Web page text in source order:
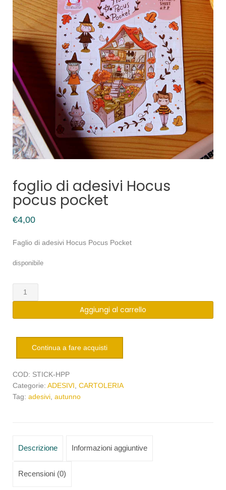
foglio di adesivi Hocus
pocus pocket
€4,00
Faglio di adesivi Hocus Pocus Pocket
disponibile
foglio
di
pocket
Aggiungi al carrello
Continua a fare acquisti
COD: STICK-HPP
Categorie: ADESIVI CARTOLERIA
Tag: adesivi autunno
Descrizione Informazioni aggiuntive
Recensioni (0)